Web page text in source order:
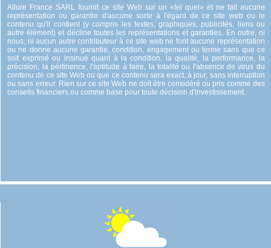
Allure France SARL fournit ce site Web sur un «tel quel» et ne fait aucune
représentation ou garantie d'aucune sorte à l'égard de ce site web ou le
contenu qu'il contient (y compris les textes, graphiques, publicités, liens ou
autre élément) et décline toutes les représentations et garanties. En outre, ni
nous, ni aucun autre contributeur à ce site web ne font aucune représentation
ou ne donne aucune garantie, condition, engagement ou terme sans que ce
soit exprimé ou insinué quant à la condition, la qualité, la performance, la
précision, la pertinence, l'aptitude à faire, la totalité ou l'absence de virus du
contenu de ce site Web ou que ce contenu sera exact, à jour, sans interruption
ou sans erreur. Rien sur ce site Web ne doit être considéré ou pris comme des
conseils financiers ou comme base pour toute décision d'investissement.